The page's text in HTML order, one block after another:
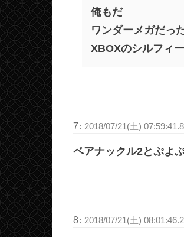
俺もだ
ワンダーメガだっ
XBOXのシルフィ
7 : 2018/07/21(土)
ベアナックル2とぷよ
8: 2018/07/21(土)